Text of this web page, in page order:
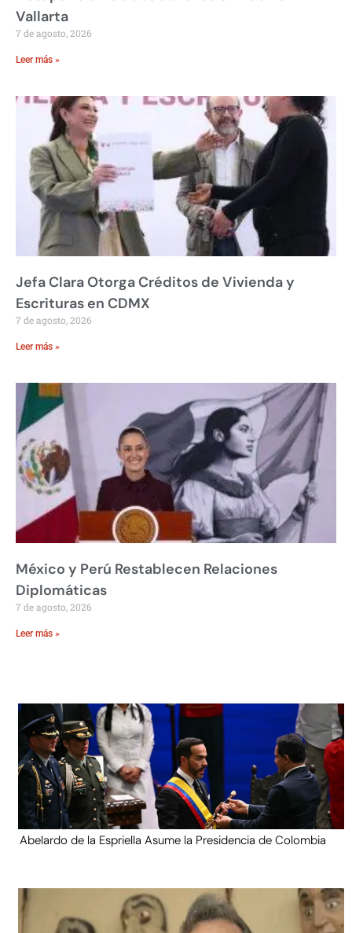
Vallarta
7 de agosto, 2026
Leer más »
Jefa Clara Otorga Créditos de Vivienda y
Escrituras en CDMX
7 de agosto, 2026
Leer más »
México y Perú Restablecen Relaciones
Diplomáticas
7 de agosto, 2026
Leer más »
Abelardo de la Espriella Asume la Presidencia de Colombia